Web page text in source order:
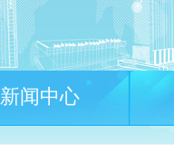
新闻中心